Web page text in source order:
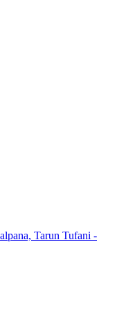
Tarun Tufani -